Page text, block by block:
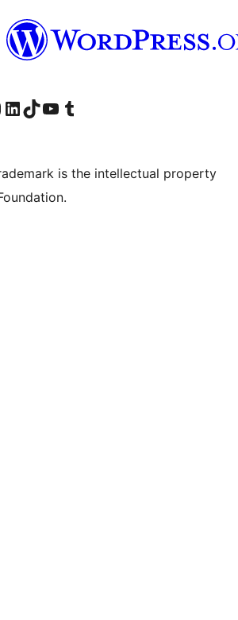
ຂອງພວກເຮົາ
ຢ້ຽມຊົມບັນຊີ LinkedIn ຂອງພວກເຮົາຢ້ຽມຊົມບັນຊີ TikTok ຂອງພວກເຮົາຢ້ຽມຊົມຊ່ອງ YouTube ຂອງພວກເຮົາຢ້ຽມຊົມບັນຊີ Tumblr ຂອງພວກເຮົາ
is the intellectual property